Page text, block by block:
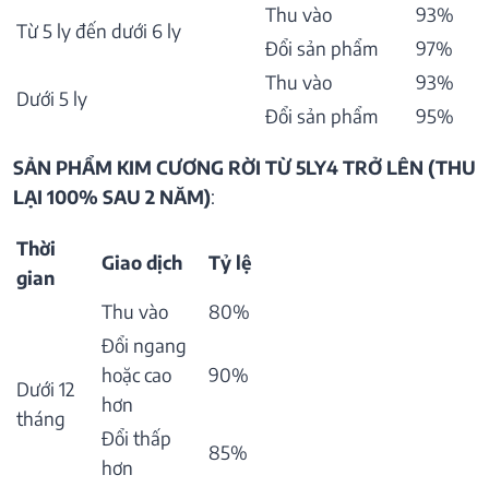
Từ 5 ly đến dưới 6 ly
Thu vào
93%
Đổi sản phẩm
97%
Dưới 5 ly
Thu vào
93%
Đổi sản phẩm
95%
SẢN PHẨM KIM CƯƠNG RỜI TỪ 5LY4 TRỞ LÊN (THU
LẠI 100% SAU 2 NĂM):
Thời
gian
Giao dịch Tỷ lệ
Dưới 12
tháng
Thu vào
80%
Đổi ngang
hoặc cao
hơn
90%
Đổi thấp
hơn
85%